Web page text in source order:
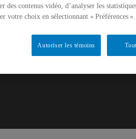
des contenus vidéo, d’analyser les
votre choix en sélectionnant « Préférences ».
Autoriser les témoins